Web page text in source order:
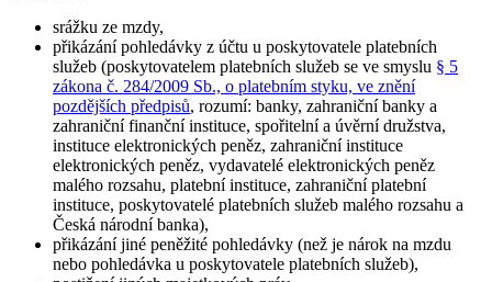
srážku ze mzdy,
přikázání pohledávky z účtu u poskytovatele platebních
služeb (poskytovatelem platebních služeb se ve smyslu § 5
zákona č. 284/2009 Sb., o platebním styku, ve znění
pozdějších předpisů, rozumí: banky, zahraniční banky a
zahraniční finanční instituce, spořitelní a úvěrní družstva,
instituce elektronických peněz, zahraniční instituce
elektronických peněz, vydavatelé elektronických peněz
malého rozsahu, platební instituce, zahraniční platební
instituce, poskytovatelé platebních služeb malého rozsahu a
Česká národní banka),
přikázání jiné peněžité pohledávky (než je nárok na mzdu
nebo pohledávka u poskytovatele platebních služeb),